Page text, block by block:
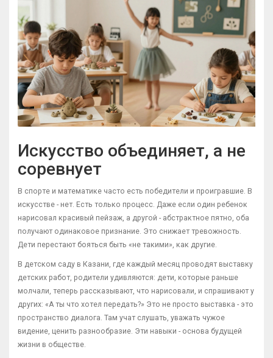
Искусство объединяет, а не
соревнует
В спорте и математике часто есть победители и проигравшие. В
искусстве - нет. Есть только процесс. Даже если один ребенок
нарисовал красивый пейзаж, а другой - абстрактное пятно, оба
получают одинаковое признание. Это снижает тревожность.
Дети перестают бояться быть «не такими», как другие.
В детском саду в Казани, где каждый месяц проводят выставку
детских работ, родители удивляются: дети, которые раньше
молчали, теперь рассказывают, что нарисовали, и спрашивают у
других: «А ты что хотел передать?» Это не просто выставка - это
пространство диалога. Там учат слушать, уважать чужое
видение, ценить разнообразие. Эти навыки - основа будущей
жизни в обществе.